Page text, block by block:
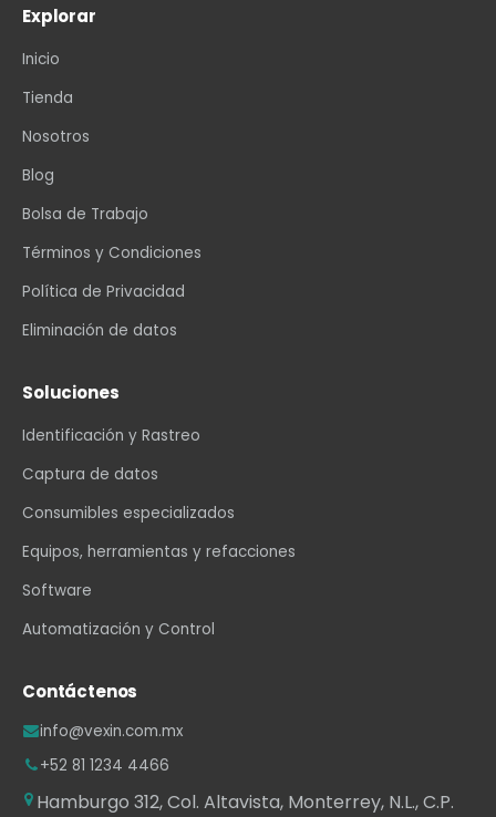
Explorar
Inicio
Tienda
Nosotros
Blog
Bolsa de Trabajo
Términos y Condiciones
Política de Privacidad
Eliminación de datos
Soluciones
Identificación y Rastreo
Captura de datos
Consumibles especializados
Equipos, herramientas y refacciones
Software
Automatización y Control
Contáctenos
info@vexin.com.mx
+52 81 1234 4466
Hamburgo 312, Col. Altavista, Monterrey, N.L., C.P.